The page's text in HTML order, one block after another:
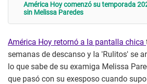
América Hoy comenzó su temporada
sin Melissa Paredes
América Hoy retornó a la pantalla chica
semanas de descanso y la 'Rulitos' se
lo que sabe de su examiga Melissa
que pasó con su exesposo cuando